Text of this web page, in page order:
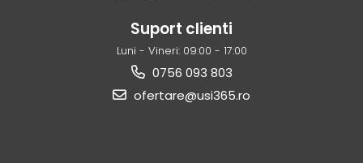
Suport clienti
Luni - Vineri: 09:00 - 17:00
0756 093 803
ofertare@usi365.ro